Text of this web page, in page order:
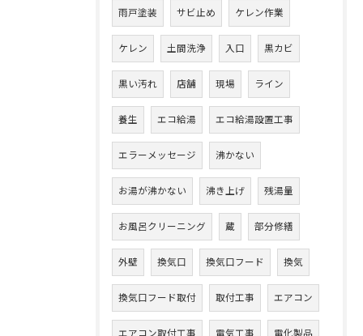
雨戸塗装 サビ止め ケレン作業
ケレン 土間洗浄 入口 黒カビ
黒い汚れ 店舗 現場 ライン
養生 エコ給湯 エコ給湯設置工事
エラーメッセージ 沸かない
お湯が沸かない 沸き上げ 残湯量
お風呂クリーニング 蔵 部分修繕
外壁 換気口 換気口フード 換気
換気口フード取付 取付工事 エアコン
エアコン取付工事 電気工事 電化製品